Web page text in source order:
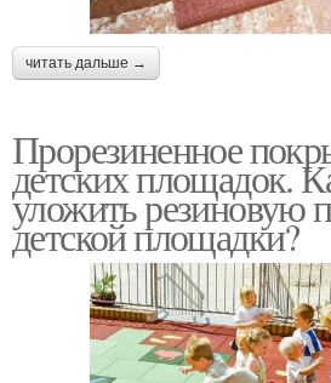
читать дальше →
Прорезиненное
детских площадок.
уложить резиновую
детской площадки?